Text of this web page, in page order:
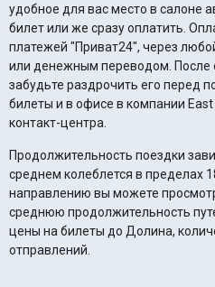
удобное для вас место в салоне
билет или же сразу оплатить.
платежей "Приват24", через
или денежным переводом. После оплаты вы получите электронный билет – не
забудьте раздрочить его перед
билеты и в офисе в компании
контакт-центра.
Продолжительность поездки
среднем колеблется в пределах 18 часов.
направлению вы можете
среднюю продолжительность
цены на билеты до Долина,
отправлений.